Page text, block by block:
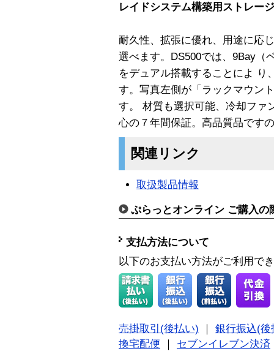
レイドシステム構築用ストレー
耐久性、拡張に優れ、用途に応
選べます。DS500では、9Bay（
をデュアル搭載することによ り
す。写真左側が「ラックマウン
す。 材質も選択可能、冷却ファ
心の７年間保証。高品質品です
関連リンク
取扱製品情報
ぷらっとオンライン ご購入の
支払方法について
以下のお支払い方法がご利用で
売掛取引(後払い)
銀行振込(後
換宅配便
セブンイレブン決済